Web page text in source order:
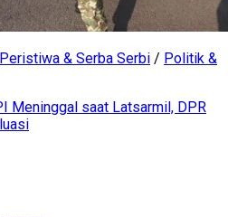
Peristiwa & Serba Serbi / Politik &
Meninggal saat Latsarmil, DPR